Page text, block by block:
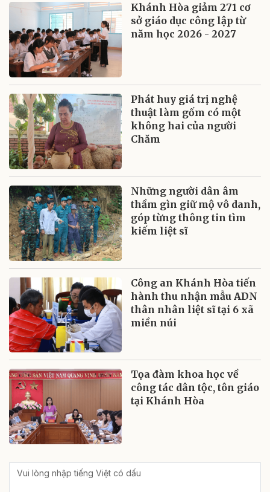
Khánh Hòa giảm 271 cơ
sở giáo dục công lập từ
năm học 2026 - 2027
Phát huy giá trị nghệ
thuật làm gốm có một
không hai của người
Chăm
Những người dân âm
thầm gìn giữ mộ vô danh,
góp từng thông tin tìm
kiếm liệt sĩ
Công an Khánh Hòa tiến
hành thu nhận mẫu ADN
thân nhân liệt sĩ tại 6 xã
miền núi
Tọa đàm khoa học về
công tác dân tộc, tôn giáo
tại Khánh Hòa